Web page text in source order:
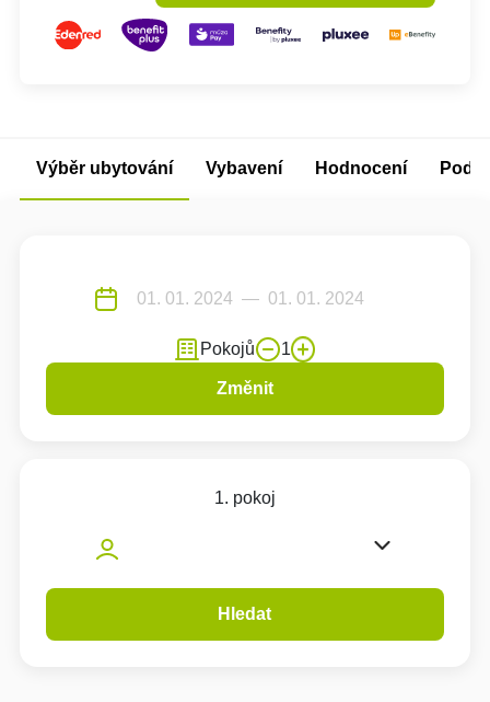
Výběr ubytování Vybavení Hodnocení
Pokojů 1
Změnit
1. pokoj
Hledat